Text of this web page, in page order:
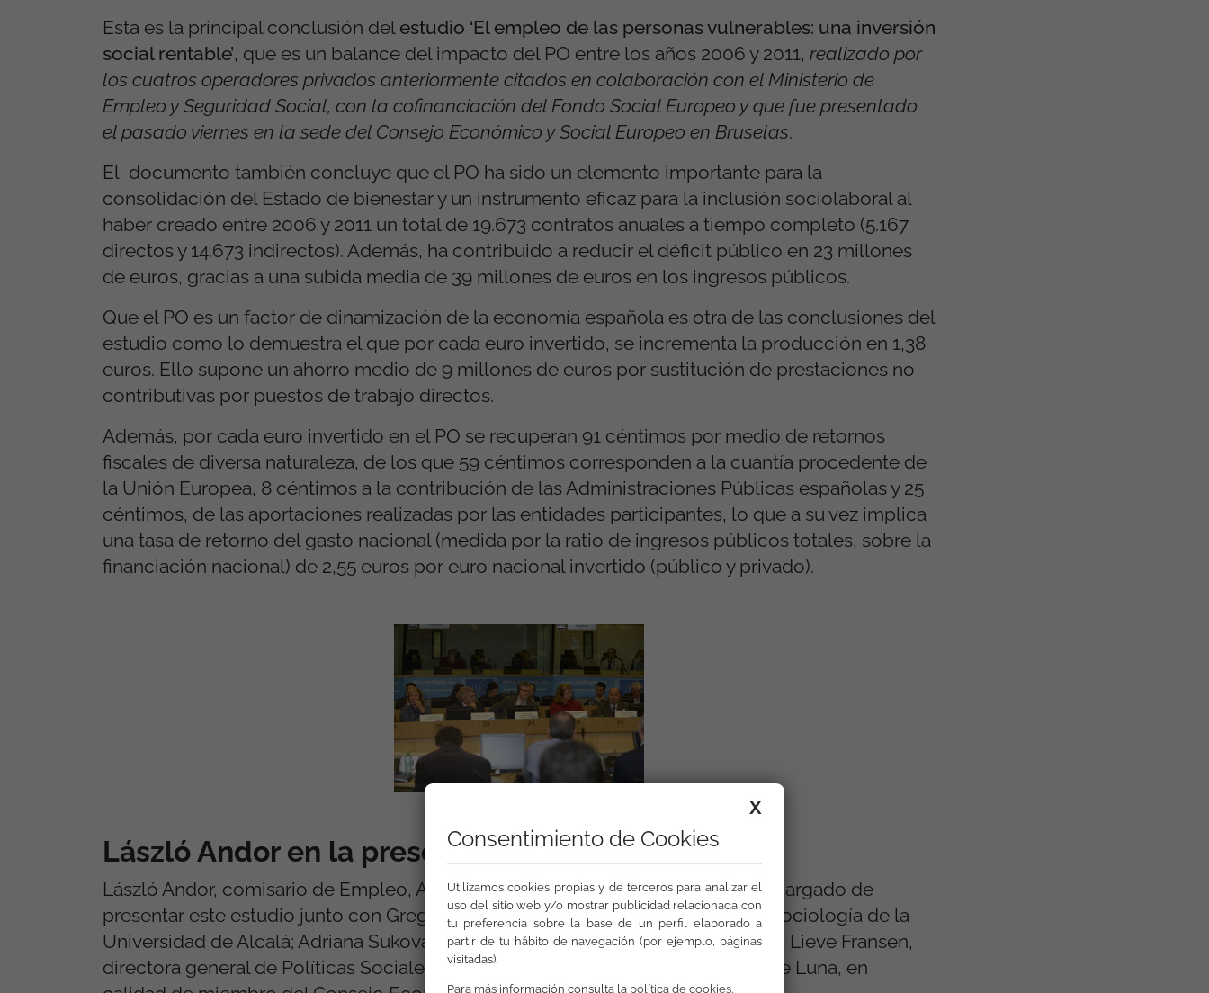
Esta es la principal conclusión del estudio ‘El empleo de las personas vulnerables: una inversión
social rentable’, que es un balance del impacto del PO entre los años 2006 y 2011, realizado por
los cuatros operadores privados anteriormente citados en colaboración con el Ministerio de
Empleo y Seguridad Social, con la cofinanciación del Fondo Social Europeo y que fue presentado
el pasado viernes en la sede del Consejo Económico y Social Europeo en Bruselas.
El documento también concluye que el PO ha sido un elemento importante para la
consolidación del Estado de bienestar y un instrumento eficaz para la inclusión sociolaboral al
haber creado entre 2006 y 2011 un total de 19.673 contratos anuales a tiempo completo (5.167
directos y 14.673 indirectos). Además, ha contribuido a reducir el déficit público en 23 millones
de euros, gracias a una subida media de 39 millones de euros en los ingresos públicos.
Que el PO es un factor de dinamización de la economía española es otra de las conclusiones del
estudio como lo demuestra el que por cada euro invertido, se incrementa la producción en 1,38
euros. Ello supone un ahorro medio de 9 millones de euros por sustitución de prestaciones no
contributivas por puestos de trabajo directos.
Además, por cada euro invertido en el PO se recuperan 91 céntimos por medio de retornos
fiscales de diversa naturaleza, de los que 59 céntimos corresponden a la cuantía procedente de
la Unión Europea, 8 céntimos a la contribución de las Administraciones Públicas españolas y 25
céntimos, de las aportaciones realizadas por las entidades participantes, lo que a su vez implica
una tasa de retorno del gasto nacional (medida por la ratio de ingresos públicos totales, sobre la
financiación nacional) de 2,55 euros por euro nacional invertido (público y privado).
László Andor en la presentación
László Andor, comisario de Empleo, Asuntos Sociales e Inclusión ha sido el encargado de
presentar este estudio junto con Gregorio Rodríguez Cabrero, catedrático de Sociología de la
Universidad de Alcalá; Adriana Sukova- Tosheva, directora del FSE para España; Lieve Fransen,
directora general de Políticas Sociales de Europa 2020, y Miguel Ángel Cabra de Luna, en
X
Consentimiento de Cookies
Utilizamos cookies propias y de terceros para analizar el
uso del sitio web y/o mostrar publicidad relacionada con
tu preferencia sobre la base de un perfil elaborado a
partir de tu hábito de navegación (por ejemplo, páginas
visitadas).
Para más información consulta la política de cookies.